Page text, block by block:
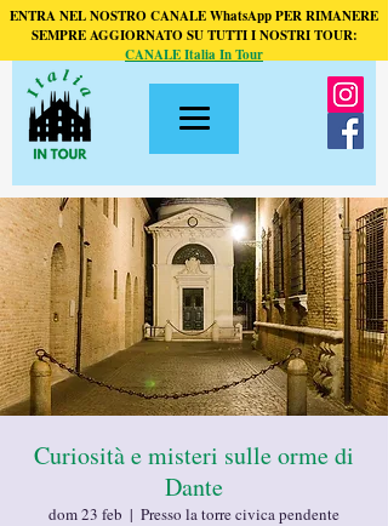
ENTRA NEL NOSTRO CANALE WhatsApp PER RIMANERE
SEMPRE AGGIORNATO SU TUTTI I NOSTRI TOUR:
CANALE Italia In Tour
Curiosità e misteri sulle orme di
Dante
dom 23 feb
  |
Presso la torre civica pendente